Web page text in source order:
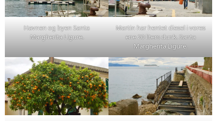
Havnen og byen Santa
Margherita Ligure.
Martin har hentet diesel i vores
ene 20 liters dunk. Santa
Margherita Ligure.